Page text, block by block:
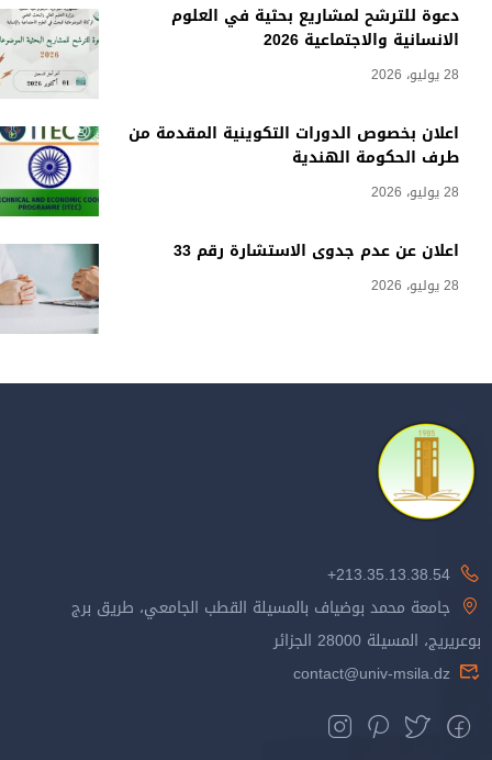
دعوة للترشح لمشاريع بحثية في العلوم
الانسانية والاجتماعية 2026
28 يوليو، 2026
اعلان بخصوص الدورات التكوينية المقدمة من
طرف الحكومة الهندية
28 يوليو، 2026
اعلان عن عدم جدوى الاستشارة رقم 33
28 يوليو، 2026
213.35.13.38.54+
جامعة محمد بوضياف بالمسيلة القطب الجامعي، طريق برج
بوعريريج، المسيلة 28000 الجزائر
contact@univ-msila.dz